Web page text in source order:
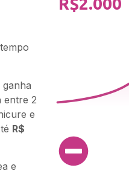
entre 2
e
R$
e